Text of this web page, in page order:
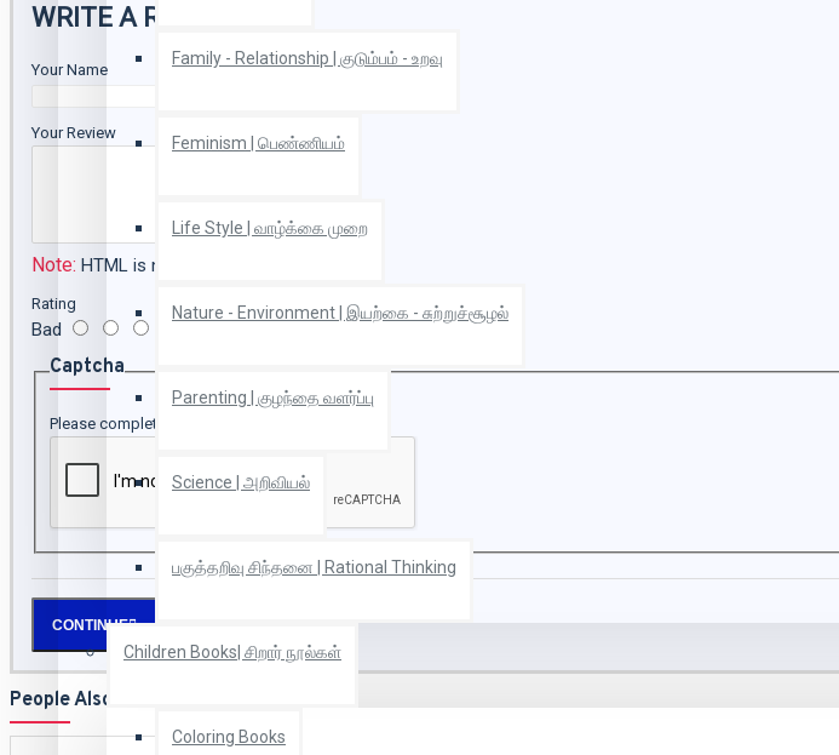
Family - Relationship | குடும்பம் - உறவு
Feminism | பெண்ணியம்
Life Style | வாழ்க்கை முறை
Nature - Environment | இயற்கை - சுற்றுச்சூழல்
Parenting | குழந்தை வளர்ப்பு
Science | அறிவியல்
பகுத்தறிவு சிந்தனை | Rational Thinking
Children Books| சிறார் நூல்கள்
Coloring Books
WRITE A REVIEW
Your Name
Your Review
Note: HTML is not translated!
Rating
Bad
Captcha
Please complete the captcha validation below
CONTINUE
People Also Bought